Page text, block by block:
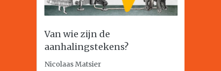
Van wie zijn de
aanhalingstekens?
Nicolaas Matsier